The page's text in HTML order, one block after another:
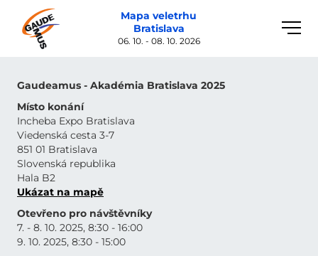
Mapa veletrhu
Bratislava
06. 10. - 08. 10. 2026
Toggle
Gaudeamus - Akadémia Bratislava 2025
Místo konání
Incheba Expo Bratislava
Viedenská cesta 3-7
851 01 Bratislava
Slovenská republika
Hala B2
Ukázat na mapě
Otevřeno pro návštěvníky
7. - 8. 10. 2025, 8:30 - 16:00
9. 10. 2025, 8:30 - 15:00